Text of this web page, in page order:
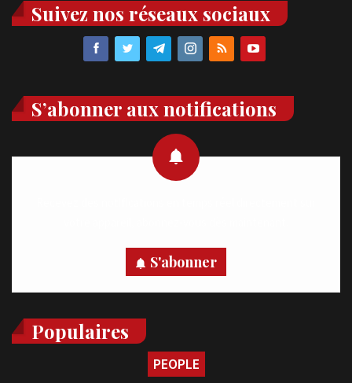
Suivez nos réseaux sociaux
S’abonner aux notifications
S'abonner
Populaires
PEOPLE